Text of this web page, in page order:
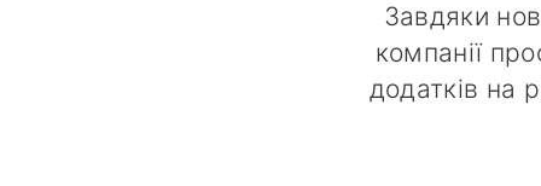
Завдяки
компанії
додатків на